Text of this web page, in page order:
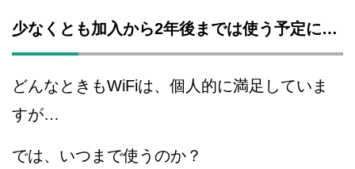
少なくとも加入から2年後までは使う予定に…
どんなときもWiFiは、個人的に満足していま
すが…
では、いつまで使うのか？